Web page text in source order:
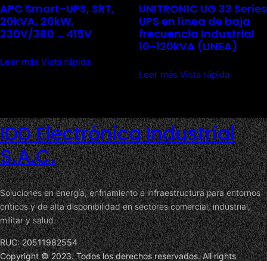
APC Smart-UPS, SRT,
20kVA, 20kW,
230V/380 … 415V
Leer más Vista rápida
UNITRONIC UG 33 Series
UPS en línea de baja
frecuencia Industrial
10-120kVA (LINEA)
Leer más Vista rápida
IDD Electrónica Industrial
S.A.C.
Soluciones en energía, enfriamiento e infraestructura para entornos
críticos y de alta disponibilidad en sectores comercial, industrial,
militar y salud.
RUC: 20511982554
Copyright © 2023. Todos los derechos reservados. All rights